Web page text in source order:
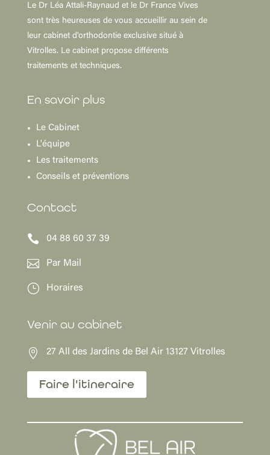
Le Dr Léa Attali-Raynaud et le Dr France Vives
sont très heureuses de vous accueillir au sein de
leur cabinet d'orthodontie exclusive situé à
Vitrolles. Le cabinet propose différents
traitements et techniques.
En savoir plus
Le Cabinet
L'équipe
Les traitements
Conseils et préventions
Contact
 04 88 60 37 39
 Par Mail
} Horaires
Venir au cabinet
 27 All des Jardins de Bel Air 13127 Vitrolles
Faire l'itineraire